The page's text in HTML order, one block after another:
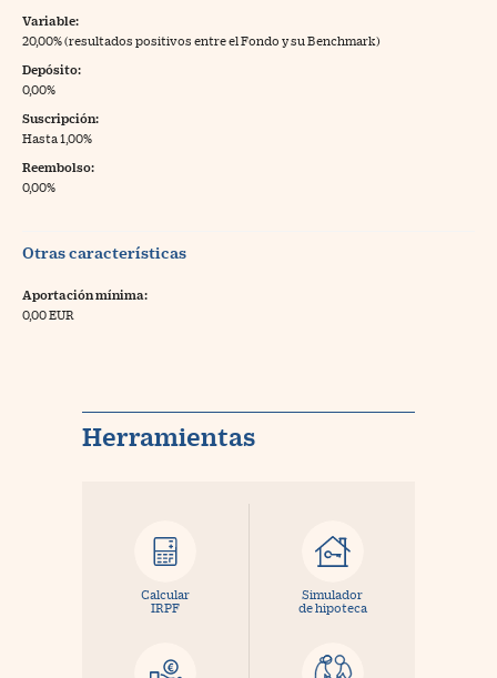
Variable:
20,00% (resultados positivos entre el Fondo y su Benchmark)
Depósito:
0,00%
Suscripción:
Hasta 1,00%
Reembolso:
0,00%
Otras características
Aportación mínima:
0,00 EUR
Herramientas
Calcular
IRPF
Simulador
de hipoteca